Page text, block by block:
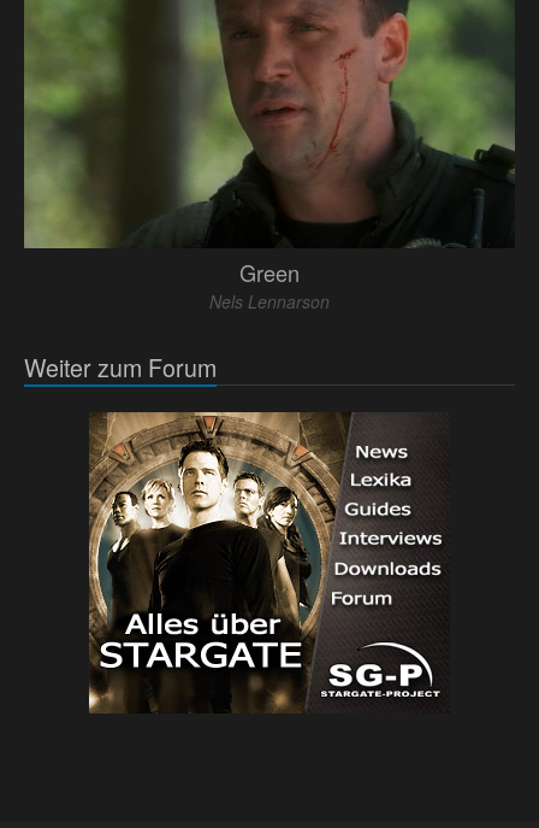
Green
Nels Lennarson
Weiter zum Forum